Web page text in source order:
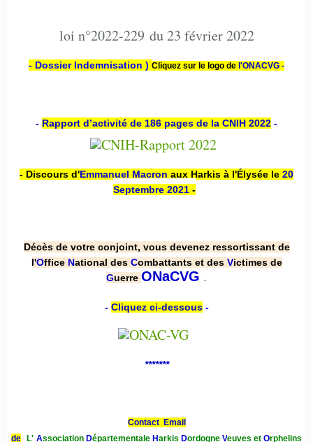
loi n°2022-229 du 23 février 2022
- Dossier Indemnisation ) Cliquez sur le logo de l'ONACVG -
- Rapport d’activité de 186 pages de la CNIH 2022 -
- Discours d'Emmanuel Macron aux Harkis à l'Élysée le 20
Septembre 2021 -
Décès de votre conjoint, vous devenez ressortissant de
l'Office National des Combattants et des Victimes de
Guerre ONaCVG .
- Cliquez ci-dessous-
*******
Contact Email
de L' Association Départementale Harkis Dordogne Veuves et Orphelins